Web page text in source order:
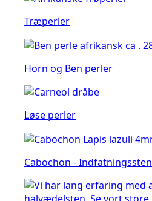
Træperler
Horn og Ben perler
Løse perler
Cabochon - Indfatningssten